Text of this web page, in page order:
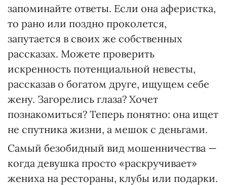
запоминайте ответы. Если она аферистка,
то рано или поздно проколется,
запутается в своих же собственных
рассказах. Можете проверить
искренность потенциальной невесты,
рассказав о богатом друге, ищущем себе
жену. Загорелись глаза? Хочет
познакомиться? Теперь понятно: она ищет
не спутника жизни, а мешок с деньгами.
Самый безобидный вид мошенничества —
когда девушка просто «раскручивает»
жениха на рестораны, клубы или подарки.